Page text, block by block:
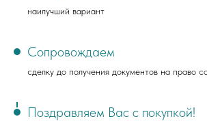
наилучший вариант
Сопровождаем
сделку до получения документов на право
Поздравляем Вас с покупкой!